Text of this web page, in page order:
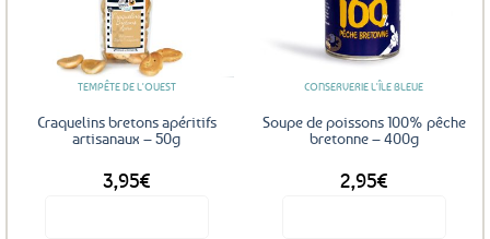
TEMPÊTE DE L'OUEST
Craquelins bretons apéritifs
artisanaux – 50g
3,95€
CONSERVERIE L'ÎLE BLEUE
Soupe de poissons 100% pêche
bretonne – 400g
2,95€